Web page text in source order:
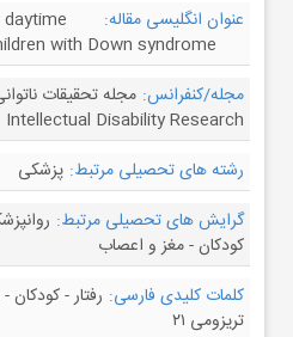
عنوان انگلیسی مقاله:
with Down syndrome
مجله/کنفرانس:
Intellectual Disability Research
رشته های تحصیلی مرتبط: پزشکی
گرایش های تحصیلی مرتبط:
کودکان - مغز و اعصاب
کلمات کلیدی فارسی: رفتار -
تريزومی ٢١